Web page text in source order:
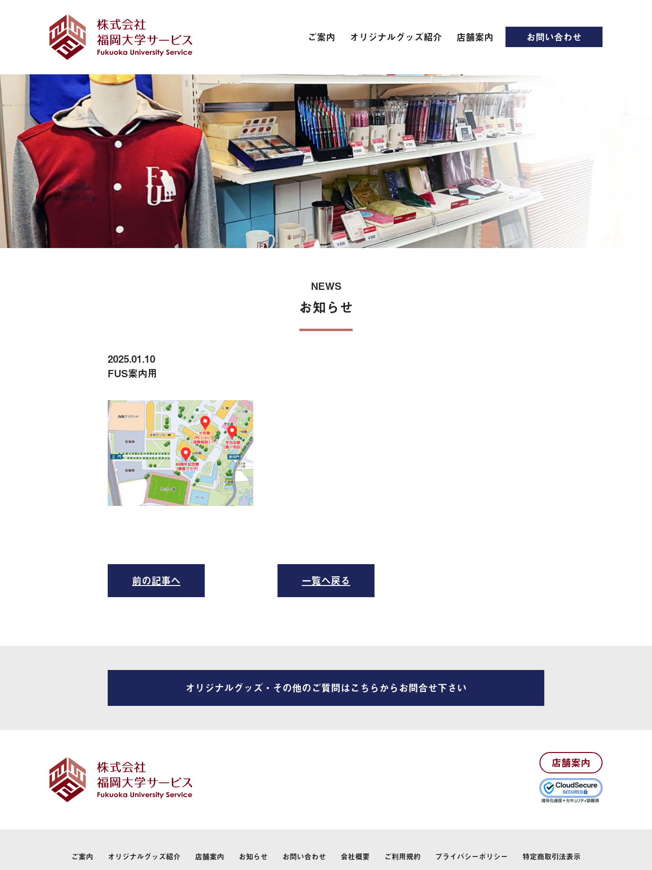
ご案内
インターネット接続環境
電子辞書[教科書販売サイト]
自動車学校
スーツ
専門学校
卒業式 衣裳レンタル
レンタカー
保険
オリジナルグッズ紹介 店舗案内 お問い合わせ
NEWS
お知らせ
2025.01.10
FUS案内用
前の記事へ 一覧へ戻る
オリジナルグッズ・その他のご質問はこちらからお問合せ下さい
店舗案内
ご案内 オリジナルグッズ紹介 店舗案内 お知らせ お問い合わせ 会社概要 ご利用規約 プライバシーポリシー 特定商取引法表示